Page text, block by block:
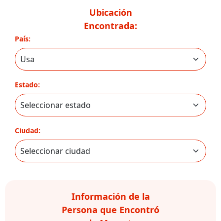
Ubicación
Encontrada:
País:
Estado:
Ciudad:
Información de la
Persona que Encontró